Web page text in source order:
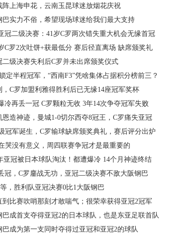
阵上海申花，云南玉昆球迷放烟花庆祝
巴实力不俗，希望现场球迷给我们最大支持
冠二级决赛：41岁C罗两次错失重大机会无缘首冠
C罗2次吐饼+获最低分 赛后径直离场 缺席颁奖礼
级决赛失利后C罗并未出席颁奖仪式
定半程冠军，“西南F3”凭啥集体占据积分榜前三？
，C罗加盟利雅得胜利后已无缘14座冠军奖杯
冷再丢一冠 C罗颗粒无收 3年14次争夺冠军失败
恩造神迹，曼城1-0切尔西夺8冠王，C罗痛失亚冠
冠军诞生，C罗输球缺席颁奖典礼，赛后评分出炉
哭没有意义，周四联赛争冠才是最重要的
亚冠被日本球队淘汰！都遭爆冷 14个月神迹终结
冠，C罗鏖战无功，亚冠二级决赛不敌大阪钢巴
，胜利队亚冠决赛0比1大阪钢巴
到比赛吹哨那刻才敢喘气；很荣幸获得亚冠2冠军
成首支夺得亚冠2的日本球队，也是东亚足联首队
成为第一支同时夺得过亚冠和亚冠2的球队